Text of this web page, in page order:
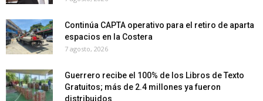
Continúa CAPTA operativo para el retiro de aparta
espacios en la Costera
7 agosto, 2026
Guerrero recibe el 100% de los Libros de Texto
Gratuitos; más de 2.4 millones ya fueron
distribuidos